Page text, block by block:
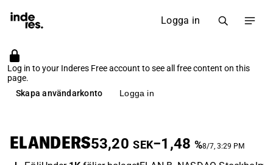
Logga in
Log in to your Inderes Free account to see all free content on this
page.
Skapa användarkonto
Logga in
ELANDERS53,20 SEK−1,48 %8/7, 3:29 PM